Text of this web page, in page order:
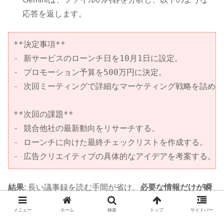
応答を返します。
**決定事項**
- 新サービスのローンチ日を10月1日に設定。
- プロモーション予算を500万円に決定。
- 次回ミーティングで詳細なマーケティング戦略を詰め
**次回の課題**
- 競合他社の最新動向をリサーチする。
- ローンチに向けた最終チェックリストを作成する。
- 広告クリエイティブの具体的なアイデアを考案する。
結果: 長い議事録を読む手間が省け、 必要な情報だけが瞬
時に整理されます 。この結果をメールや別の資料にコピー
メニュー ホーム 検索 トップ サイドバー